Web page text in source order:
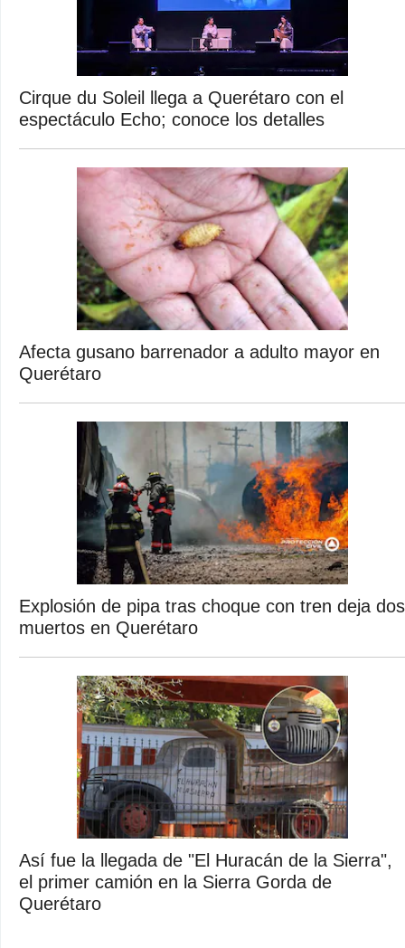
Cirque du Soleil llega a Querétaro con el
espectáculo Echo; conoce los detalles
Afecta gusano barrenador a adulto mayor en
Querétaro
Explosión de pipa tras choque con tren deja dos
muertos en Querétaro
Así fue la llegada de "El Huracán de la Sierra",
el primer camión en la Sierra Gorda de
Querétaro